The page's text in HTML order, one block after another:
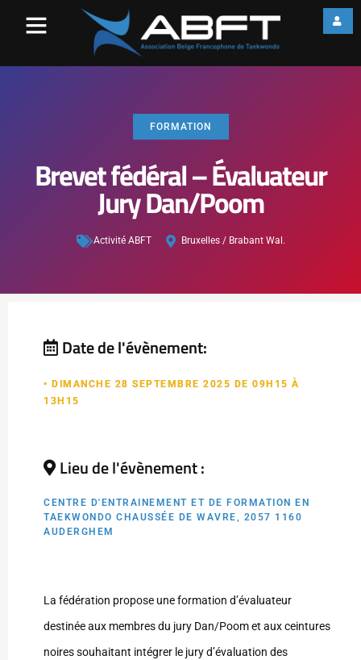
FORMATION
Brevet fédéral – Évaluateur
Jury Dan/Poom
Activité ABFT Bruxelles / Brabant Wal.
Date de l'évènement:
• DIMANCHE 28 SEPTEMBRE 2025 DE 09H15 À
13H15
Lieu de l'évènement :
CENTRE D'ENTRAINEMENT ET DE FORMATION EN
TAEKWONDO CHAUSSÉE DE WAVRE, 2057 1160
AUDERGHEM
La fédération propose une formation d’évaluateur
destinée aux membres du jury Dan/Poom et aux ceintures
noires souhaitant intégrer le jury d’évaluation des